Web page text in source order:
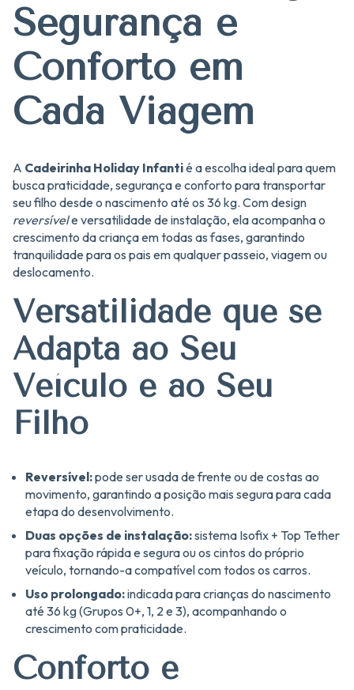
Segurança e
Conforto em
Cada Viagem
A Cadeirinha Holiday Infantié a escolha ideal para quem
busca praticidade, segurança e conforto para transportar
seu filho desde o nascimento até os 36 kg. Com design
reversívele versatilidade de instalação, ela acompanha o
crescimento da criança em todas as fases, garantindo
tranquilidade para os pais em qualquer passeio, viagem ou
deslocamento.
Versatilidade que se
Adapta ao Seu
Veículo e ao Seu
Filho
Reversível:pode ser usada de frente ou de costas ao
movimento, garantindo a posição mais segura para cada
etapa do desenvolvimento.
Duas opções de instalação:sistema Isofix + Top Tether
para fixação rápida e segura ou os cintos do próprio
veículo, tornando-a compatível com todos os carros.
Uso prolongado:indicada para crianças do nascimento
até 36 kg (Grupos 0+, 1, 2 e 3), acompanhando o
crescimento com praticidade.
Conforto e